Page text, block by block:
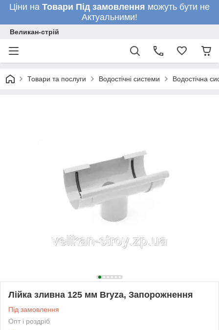
Ціни на Товари Під замовлення можуть бути не
Актуальними!
Великан-стрій
Товари та послуги Водостічні системи Водостічна
Лійка зливна 125 мм Bryza, Запорожнення
Під замовлення
Опт і роздріб